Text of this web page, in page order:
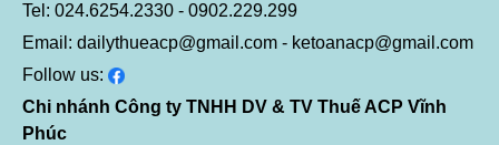
Tel: 024.6254.2330 - 0902.229.299
Email: dailythueacp@gmail.com - ketoanacp@gmail.com
Follow us:
Chi nhánh Công ty TNHH DV & TV Thuế ACP Vĩnh
Phúc